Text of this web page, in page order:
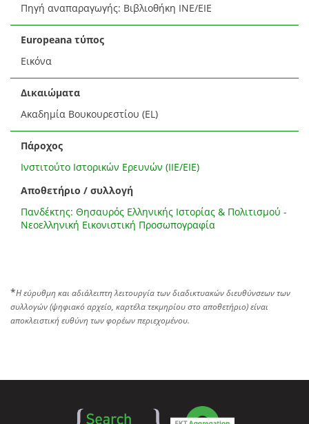
Πηγή αναπαραγωγής: Βιβλιοθήκη ΙΝΕ/ΕΙΕ
Europeana τύπος
Εικόνα
Δικαιώματα
Ακαδημία Βουκουρεστίου (EL)
Πάροχος
Ινστιτούτο Ιστορικών Ερευνών (ΙΙΕ/ΕΙΕ)
Αποθετήριο / συλλογή
Πανδέκτης: Θησαυρός Ελληνικής Ιστορίας & Πολιτισμού -
Νεοελληνική Εικονιστική Προσωπογραφία
*Η εύρυθμη και αδιάλειπτη λειτουργία των διαδικτυακών διευθύνσεων των
συλλογών (ψηφιακό αρχείο, καρτέλα τεκμηρίου στο αποθετήριο) είναι
αποκλειστική ευθύνη των φορέων περιεχομένου.